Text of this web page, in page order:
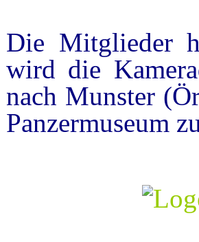
Die Mitglieder
wird die
nach Munster
Panzermuseum